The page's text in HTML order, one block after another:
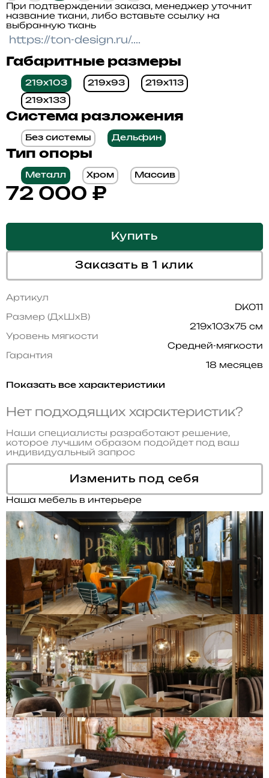
При подтверждении заказа, менеджер уточнит
название ткани, либо вставьте ссылку на
выбранную ткань
Габаритные размеры
219x103 219x93 219x113
219x133
Система разложения
Без системы Дельфин
Тип опоры
Металл Хром Массив
72 000 ₽
Купить
Заказать в 1 клик
Артикул
DK011
Размер (ДхШхВ)
219x103x75 см
Уровень мягкости
Средней-мягкости
Гарантия
18 месяцев
Показать все характеристики
Нет подходящих характеристик?
Наши специалисты разработают решение,
которое лучшим образом подойдет под ваш
индивидуальный запрос
Изменить под себя
Наша мебель в интерьере